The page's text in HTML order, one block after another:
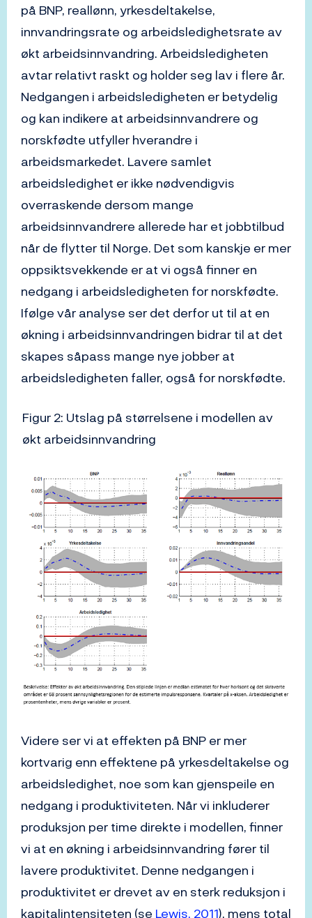
på BNP, reallønn, yrkesdeltakelse,
innvandringsrate og arbeidsledighetsrate av
økt arbeidsinnvandring. Arbeidsledigheten
avtar relativt raskt og holder seg lav i flere år.
Nedgangen i arbeidsledigheten er betydelig
og kan indikere at arbeidsinnvandrere og
norskfødte utfyller hverandre i
arbeidsmarkedet. Lavere samlet
arbeidsledighet er ikke nødvendigvis
overraskende dersom mange
arbeidsinnvandrere allerede har et jobbtilbud
når de flytter til Norge. Det som kanskje er mer
oppsiktsvekkende er at vi også finner en
nedgang i arbeidsledigheten for norskfødte.
Ifølge vår analyse ser det derfor ut til at en
økning i arbeidsinnvandringen bidrar til at det
skapes såpass mange nye jobber at
arbeidsledigheten faller, også for norskfødte.
Figur 2: Utslag på størrelsene i modellen av
økt arbeidsinnvandring
Videre ser vi at effekten på BNP er mer
kortvarig enn effektene på yrkesdeltakelse og
arbeidsledighet, noe som kan gjenspeile en
nedgang i produktiviteten. Når vi inkluderer
produksjon per time direkte i modellen, finner
vi at en økning i arbeidsinnvandring fører til
lavere produktivitet. Denne nedgangen i
produktivitet er drevet av en sterk reduksjon i
kapitalintensiteten (se Lewis, 2011), mens total